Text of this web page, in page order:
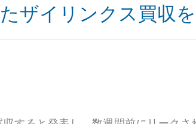
ザイリンクス買収